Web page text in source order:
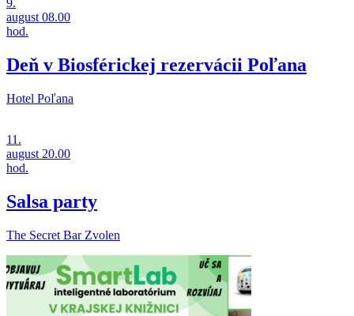
9.
august 08.00
hod.
Deň v Biosférickej rezervácii Poľana
Hotel Poľana
11.
august 20.00
hod.
Salsa party
The Secret Bar Zvolen